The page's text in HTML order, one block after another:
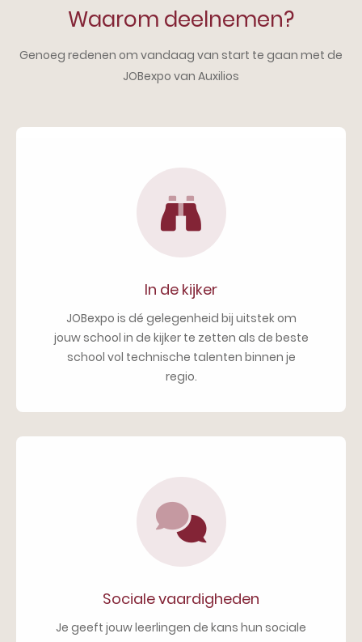
Waarom deelnemen?
Genoeg redenen om vandaag van start te gaan met de
JOBexpo van Auxilios
In de kijker
JOBexpo is dé gelegenheid bij uitstek om
jouw school in de kijker te zetten als de beste
school vol technische talenten binnen je
regio.
Sociale vaardigheden
Je geeft jouw leerlingen de kans hun sociale